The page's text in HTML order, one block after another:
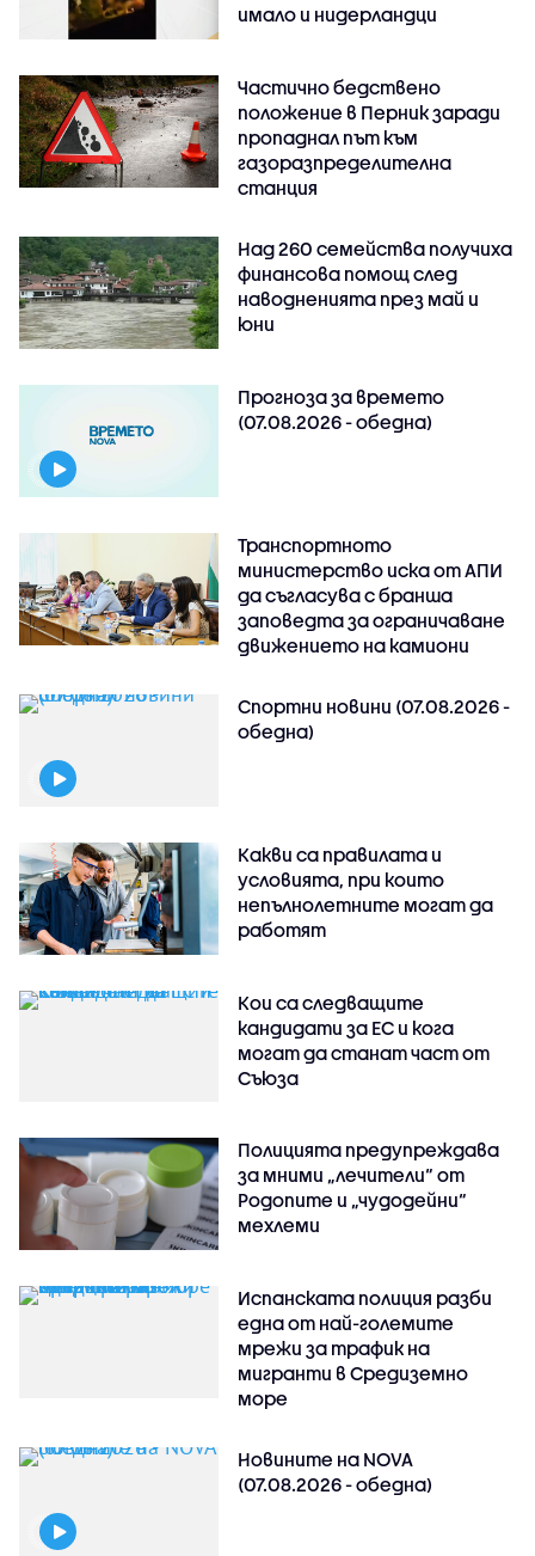
имало и нидерландци
Частично бедствено
положение в Перник заради
пропаднал път към
газоразпределителна
станция
Над 260 семейства получиха
финансова помощ след
наводненията през май и
юни
Прогноза за времето
(07.08.2026 - обедна)
Транспортното
министерство иска от АПИ
да съгласува с бранша
заповедта за ограничаване
движението на камиони
Спортни новини (07.08.2026 -
обедна)
Какви са правилата и
условията, при които
непълнолетните могат да
работят
Кои са следващите
кандидати за ЕС и кога
могат да станат част от
Съюза
Полицията предупреждава
за мними „лечители“ от
Родопите и „чудодейни“
мехлеми
Испанската полиция разби
една от най-големите
мрежи за трафик на
мигранти в Средиземно
море
Новините на NOVA
(07.08.2026 - обедна)